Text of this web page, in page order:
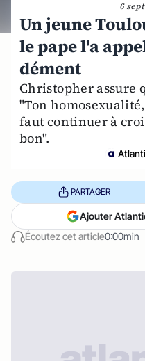
6
Un jeune
le pape l'a
dément
Christopher assure
"Ton
faut continuer à
bon".
Écoutez cet article0:00min
PARTAGER
Ajouter